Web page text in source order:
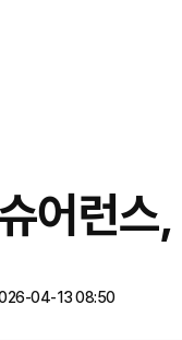
어런
04-13 08:50